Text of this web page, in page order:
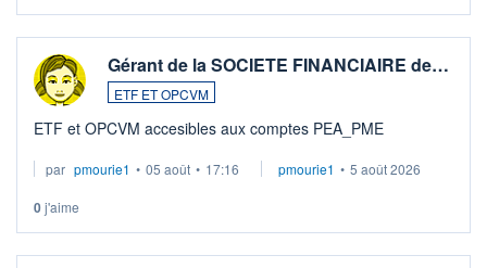
Gérant de la SOCIETE FINANCIAIRE de…
ETF ET OPCVM
ETF et OPCVM accesibles aux comptes PEA_PME
par pmourie1 • 05 août • 17:16 pmourie1 • 5 août 2026
0j'aime